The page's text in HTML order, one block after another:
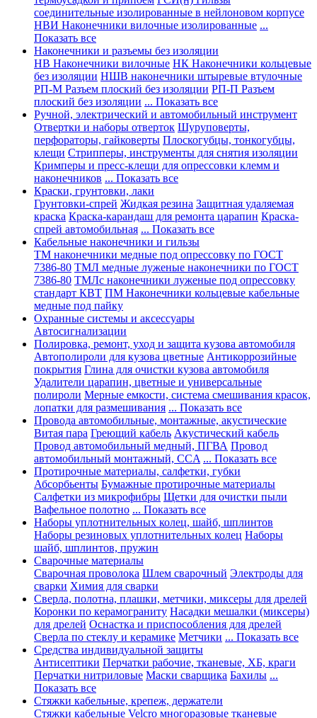
соединительные изолированные в нейлоновом корпусе
НВИ Наконечники вилочные изолированные ...
Показать все
Наконечники и разъемы без изоляции
НВ Наконечники вилочные НК Наконечники кольцевые
без изоляции НШВ наконечники штыревые втулочные
РП-М Разъем плоский без изоляции РП-П Разъем
плоский без изоляции ... Показать все
Ручной, электрический и автомобильный инструмент
Отвертки и наборы отверток Шуруповерты,
перфораторы, гайковерты Плоскогубцы, тонкогубцы,
клещи Стрипперы, инструменты для снятия изоляции
Кримперы и пресс-клещи для опрессовки клемм и
наконечников ... Показать все
Краски, грунтовки, лаки
Грунтовки-спрей Жидкая резина Защитная удаляемая
краска Краска-карандаш для ремонта царапин Краска-
спрей автомобильная ... Показать все
Кабельные наконечники и гильзы
ТМ наконечники медные под опрессовку по ГОСТ
7386-80 ТМЛ медные луженые наконечники по ГОСТ
7386-80 ТМЛс наконечники луженые под опрессовку
стандарт КВТ ПМ Наконечники кольцевые кабельные
медные под пайку
Охранные системы и аксессуары
Автосигнализации
Полировка, ремонт, уход и защита кузова автомобиля
Автополироли для кузова цветные Антикоррозийные
покрытия Глина для очистки кузова автомобиля
Удалители царапин, цветные и универсальные
полироли Мерные емкости, система смешивания красок,
лопатки для размешивания ... Показать все
Провода автомобильные, монтажные, акустические
Витая пара Греющий кабель Акустический кабель
Провод автомобильный медный, ПГВА Провод
автомобильный монтажный, CCA ... Показать все
Протирочные материалы, салфетки, губки
Абсорбьенты Бумажные протирочные материалы
Салфетки из микрофибры Щетки для очистки пыли
Вафельное полотно ... Показать все
Наборы уплотнительных колец, шайб, шплинтов
Наборы резиновых уплотнительных колец Наборы
шайб, шплинтов, пружин
Сварочные материалы
Сварочная проволока Шлем сварочный Электроды для
сварки Химия для сварки
Сверла, полотна, плашки, метчики, миксеры для дрелей
Коронки по керамограниту Насадки мешалки (миксеры)
для дрелей Оснастка и приспособления для дрелей
Сверла по стеклу и керамике Метчики ... Показать все
Средства индивидуальной защиты
Антисептики Перчатки рабочие, тканевые, ХБ, краги
Перчатки нитриловые Маски сварщика Бахилы ...
Показать все
Стяжки кабельные, крепеж, держатели
Стяжки кабельные Velcro многоразовые тканевые